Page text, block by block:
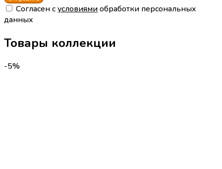
Cогласен сусловиямиобработки персональных
данных
Товары коллекции
-5%